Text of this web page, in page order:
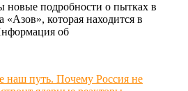
новые подробности о пытках в
«Азов», которая находится в
об